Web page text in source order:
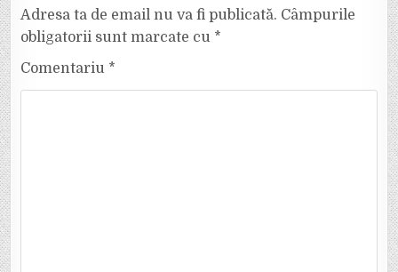
Adresa ta de email nu va fi publicată. Câmpurile
obligatorii sunt marcate cu *
Comentariu *